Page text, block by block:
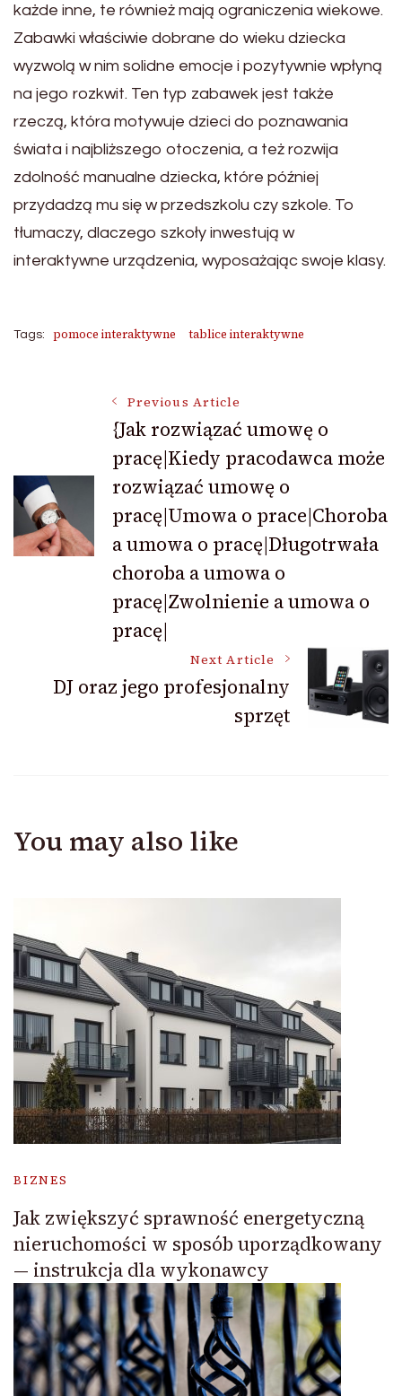
każde inne, te również mają ograniczenia wiekowe.
Zabawki właściwie dobrane do wieku dziecka
wyzwolą w nim solidne emocje i pozytywnie wpłyną
na jego rozkwit. Ten typ zabawek jest także
rzeczą, która motywuje dzieci do poznawania
świata i najbliższego otoczenia, a też rozwija
zdolność manualne dziecka, które później
przydadzą mu się w przedszkolu czy szkole. To
tłumaczy, dlaczego szkoły inwestują w
interaktywne urządzenia, wyposażając swoje klasy.
Tags: pomoce interaktywne tablice interaktywne
Navigation
Previous Article
{Jak rozwiązać umowę o
pracę|Kiedy pracodawca może
rozwiązać umowę o
pracę|Umowa o prace|Choroba
a umowa o pracę|Długotrwała
choroba a umowa o
pracę|Zwolnienie a umowa o
pracę|
Next Article
DJ oraz jego profesjonalny
sprzęt
You may also like
BIZNES
Jak zwiększyć sprawność energetyczną
nieruchomości w sposób uporządkowany
— instrukcja dla wykonawcy